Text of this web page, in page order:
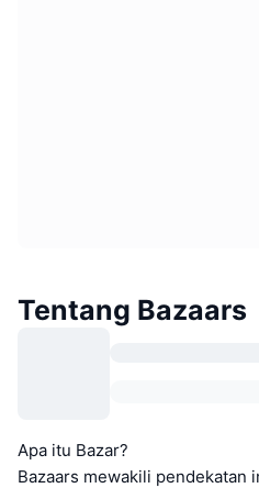
Tentang Bazaars
Apa itu Bazar?
Bazaars mewakili pendekatan